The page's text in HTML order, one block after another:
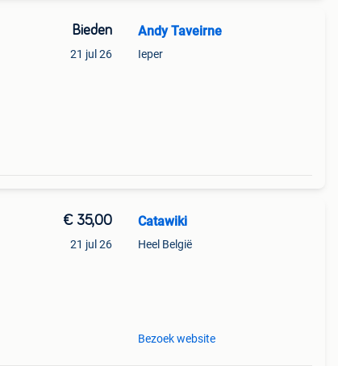
Bieden
21 jul 26
Andy Taveirne
Ieper
€ 35,00
21 jul 26
Catawiki
Heel België
Bezoek website